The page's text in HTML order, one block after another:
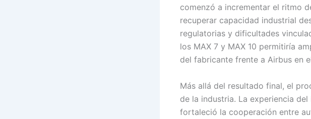
comenzó a incrementar el ritmo
recuperar capacidad industrial
regulatorias y dificultades
los MAX 7 y MAX 10 permitiría
del fabricante frente a Airbus en
Más allá del resultado final, el
de la industria. La experiencia
fortaleció la cooperación entre